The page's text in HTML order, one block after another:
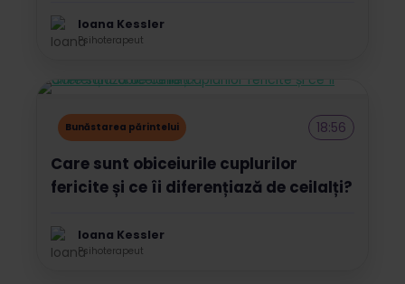
Ioana Kessler
Psihoterapeut
Bunăstarea părintelui 18:56
Care sunt obiceiurile cuplurilor
fericite și ce îi diferențiază de ceilalți?
Ioana Kessler
Psihoterapeut